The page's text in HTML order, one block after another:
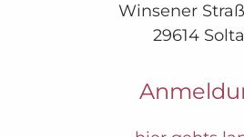
Winsener
29614